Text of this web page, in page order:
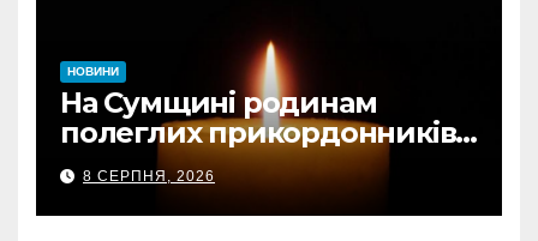
НОВИНИ
На Сумщині родинам
полеглих прикордонників
передали державні
нагороди та відомчі
відзнаки
8 СЕРПНЯ, 2026